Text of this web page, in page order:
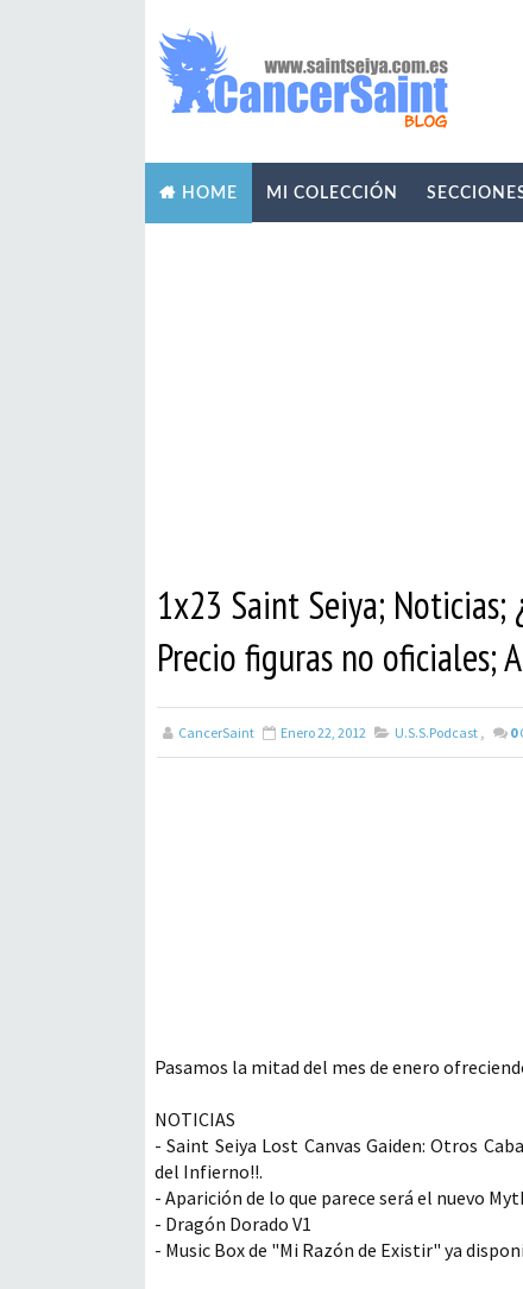
HOME MI COLECCIÓN
1x23 Saint Seiya; Noticias;
Precio figuras no oficiales;
CancerSaint Enero 22, 2012 U.S.S.Podcast , 0
Pasamos la mitad del mes de enero
NOTICIAS
- Saint Seiya Lost Canvas Gaiden: Otros
del Infierno!!.
- Aparición de lo que parece será el nuevo
- Dragón Dorado V1
- Music Box de "Mi Razón de Existir" ya